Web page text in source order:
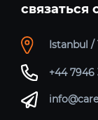
связаться
Istanbul /
+44 7946